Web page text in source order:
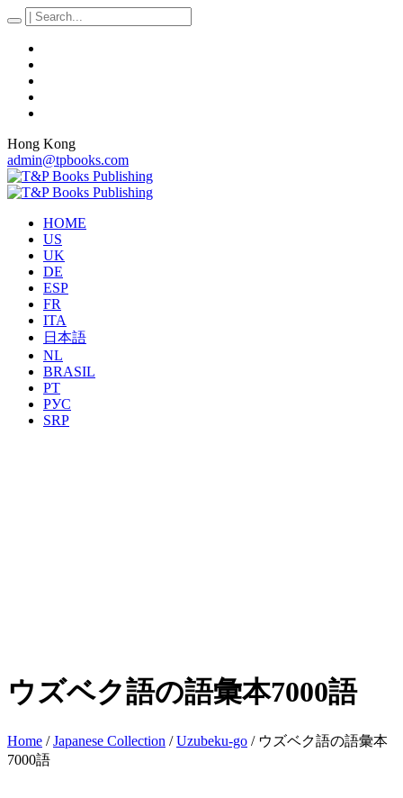
Hong Kong
admin@tpbooks.com
HOME
US
UK
DE
ESP
FR
ITA
日本語
NL
BRASIL
PT
РУС
SRP
ウズベク語の語彙本7000語
Home /Japanese Collection /Uzubeku-go / ウズベク語の語彙本
7000語